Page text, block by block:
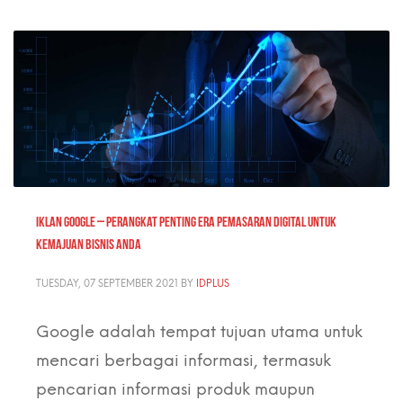
IKLAN GOOGLE – perangkat penting era pemasaran digital untuk
kemajuan bisnis Anda
TUESDAY, 07 SEPTEMBER 2021 BY IDPLUS
Google adalah tempat tujuan utama untuk
mencari berbagai informasi, termasuk
pencarian informasi produk maupun